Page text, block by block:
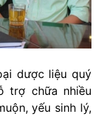
dược liệu quý
trợ chữa nhiều
yếu sinh lý,